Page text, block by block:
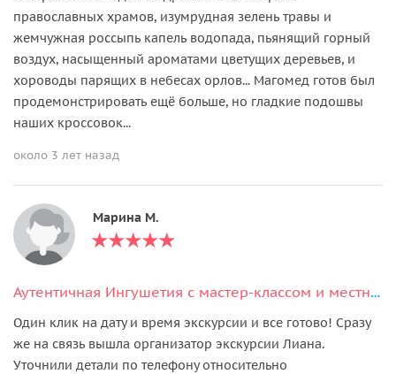
православных храмов, изумрудная зелень травы и
жемчужная россыпь капель водопада, пьянящий горный
воздух, насыщенный ароматами цветущих деревьев, и
хороводы парящих в небесах орлов... Магомед готов был
продемонстрировать ещё больше, но гладкие подошвы
наших кроссовок...
около 3 лет назад
Марина М.
Аутентичная Ингушетия с мастер-классом и местным колоритом
Один клик на дату и время экскурсии и все готово! Сразу
же на связь вышла организатор экскурсии Лиана.
Уточнили детали по телефону относительно